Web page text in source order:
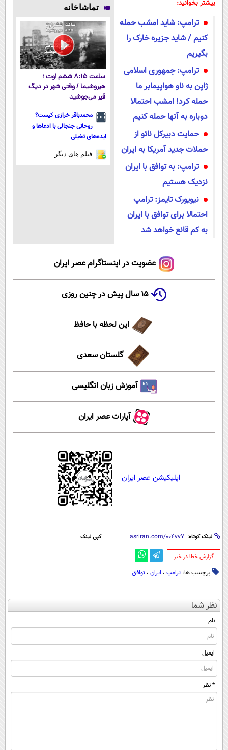
بیشتر بخوانید:
ترامپ: شاید امشب حمله
کنیم / شاید جزیره خارک را
بگیریم
ترامپ: جمهوری اسلامی
ژاپن به ناو هواپیمابر ما
حمله کرد! امشب احتمالا
دوباره به آنها حمله کنیم
حمایت دبیرکل ناتو از
حملات جدید آمریکا به ایران
ترامپ: به توافق با ایران
نزدیک هستیم
نیویورک تایمز: ترامپ
احتمالا برای توافق با ایران
به کم قانع خواهد شد
تماشاخانه
ساعت ۸:۱۵ ششم اوت ؛
هیروشیما / وقتی شهر در دیگ
قیر می‌جوشید
محمدباقر خرازی کیست؟
روحانی جنجالی با ادعاها و
ایده‌های تخیلی
فیلم های دیگر
عضویت در اینستاگرام عصر ایران
۱۵ سال پیش در چنین روزی
این لحظه با حافظ
گلستان سعدی
آموزش زبان انگلیسی
آپارات عصر ایران
اپلیکیشن عصر ایران
لینک کوتاه: کپی لینک
‌گزارش خطا در خبر
برچسب ها: ترامپ ، ایران ، توافق
نظر شما
نام
ایمیل
* نظر